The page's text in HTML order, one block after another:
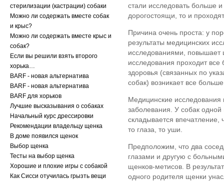
стерилизации (кастрации) собаки
Можно ли содержать вместе собак
и крыс?
Можно ли содержать вместе крыс и
собак?
Если вы решили взять второго
хорька…
BARF - новая альтернатива
BARF - новая альтернатива
BARF для хорьков
Лучшие высказывания о собаках
Начальный курс дрессировки
Рекомендации владельцу щенка
В доме появился щенок
Выбор щенка
Тесты на выбор щенка
Хорошие и плохие игры с собакой
Как Сисси отучилась грызть вещи
стали исследовать больше
дорогостоящи, то и
Причина очень проста: у
результаты медицинских
исследованиями, повышает
исследования проходит все
здоровья (связанных по
собак) возникает все
Медицинские
заболевания. У собак
складывается впечатление,
то глаза, то уши.
Предположим, что два
глазами и другую с
щенков-метисов. В
одного родителя щенки